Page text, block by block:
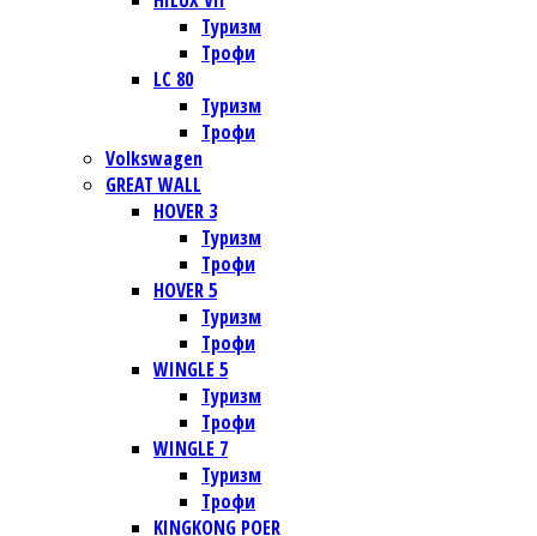
Туризм
Трофи
LC 80
Туризм
Трофи
Volkswagen
GREAT WALL
HOVER 3
Туризм
Трофи
HOVER 5
Туризм
Трофи
WINGLE 5
Туризм
Трофи
WINGLE 7
Туризм
Трофи
KINGKONG POER